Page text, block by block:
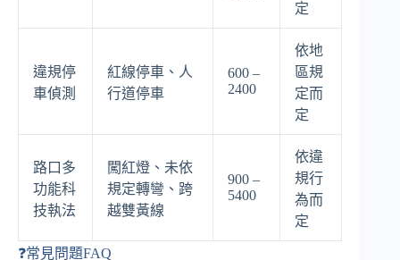
定
違規停
車偵測
紅線停車、人
行道停車
600 –
2400
依地
區規
定而
定
路口多
功能科
技執法
闖紅燈、未依
規定轉彎、跨
越雙黃線
900 –
5400
依違
規行
為而
定
❓常見問題FAQ